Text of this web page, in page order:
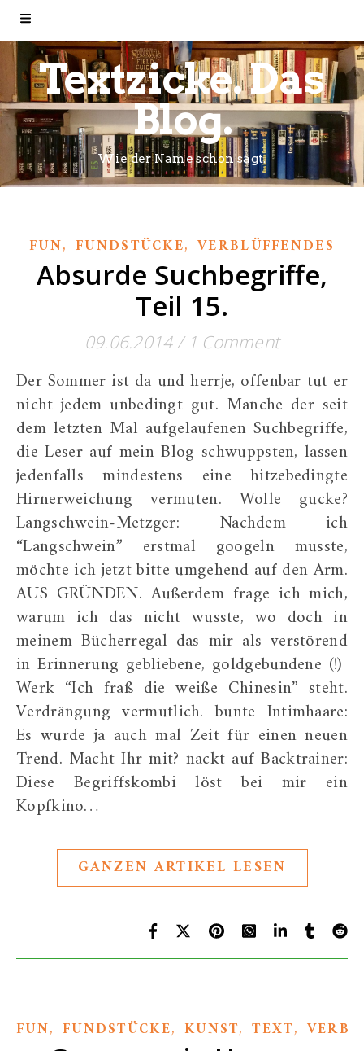
Textzicke. Das
Blog.
Wie der Name schon sagt.
FUN, FUNDSTÜCKE, VERBLÜFFENDES
Absurde Suchbegriffe,
Teil 15.
09.06.2014/ 1 Comment
Der Sommer ist da und herrje, offenbar tut er
nicht jedem unbedingt gut. Manche der seit
dem letzten Mal aufgelaufenen Suchbegriffe,
die Leser auf mein Blog schwuppsten, lassen
jedenfalls mindestens eine hitzebedingte
Hirnerweichung vermuten. Wolle gucke?
Langschwein-Metzger: Nachdem ich
“Langschwein” erstmal googeln musste,
möchte ich jetzt bitte umgehend auf den Arm.
AUS GRÜNDEN. Außerdem frage ich mich,
warum ich das nicht wusste, wo doch in
meinem Bücherregal das mir als verstörend
in Erinnerung gebliebene, goldgebundene (!)
Werk “Ich fraß die weiße Chinesin” steht.
Verdrängung vermutlich. bunte Intimhaare:
Es wurde ja auch mal Zeit für einen neuen
Trend. Macht Ihr mit? nackt auf Backtrainer:
Diese Begriffskombi löst bei mir ein
Kopfkino…
GANZEN ARTIKEL LESEN
FUN, FUNDSTÜCKE, KUNST,TEXT,